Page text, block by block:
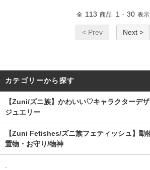
全 113 商品 1 - 30 表示
< Prev Next >
カテゴリーから探す
【Zuni/ズニ族】かわいい♡キャラクターデ
ジュエリー
【Zuni Fetishes/ズニ族フェティッシュ】動
置物・お守り/物神